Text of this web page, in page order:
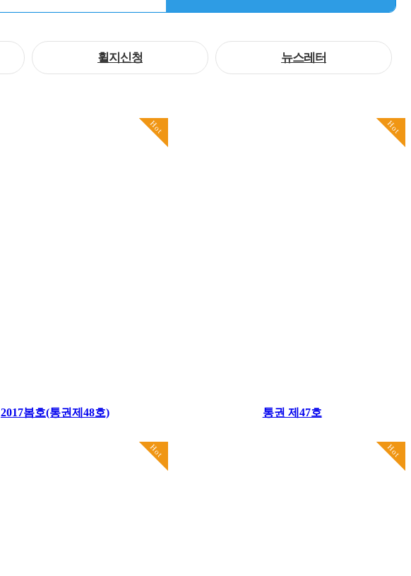
휠지신청 뉴스레터
Hot
2017봄호(통권제48호)
Hot
통권 제47호
Hot Hot